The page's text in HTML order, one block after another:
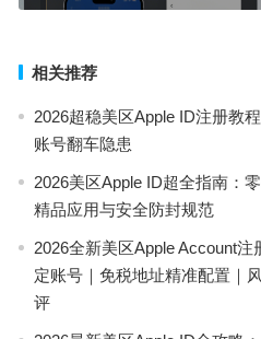
相关推荐
2026超稳美区Apple ID注册教
账号翻车隐患
2026美区Apple ID超全指南：
精品应用与安全防封规范
2026全新美区Apple Account
定账号｜免税地址精准配置｜
评